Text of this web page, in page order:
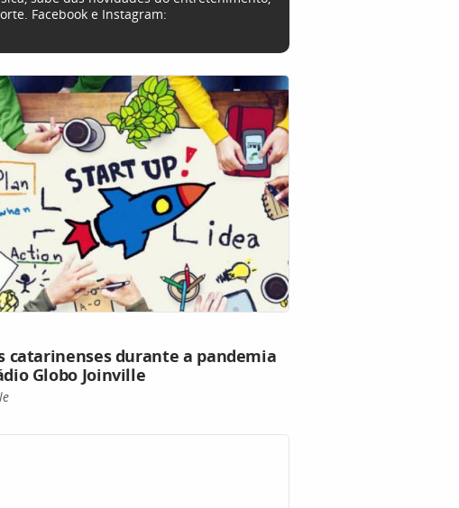
Facebook e Instagram:
catarinenses durante a pandemia
Globo Joinville